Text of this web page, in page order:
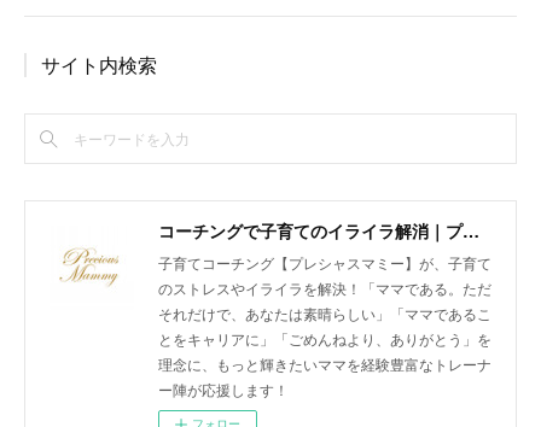
サイト内検索
コーチングで子育てのイライラ解消｜プレシャスマミー 公式ホームページ
子育てコーチング【プレシャスマミー】が、子育て
のストレスやイライラを解決！「ママである。ただ
それだけで、あなたは素晴らしい」「ママであるこ
とをキャリアに」「ごめんねより、ありがとう」を
理念に、もっと輝きたいママを経験豊富なトレーナ
ー陣が応援します！
フォロー